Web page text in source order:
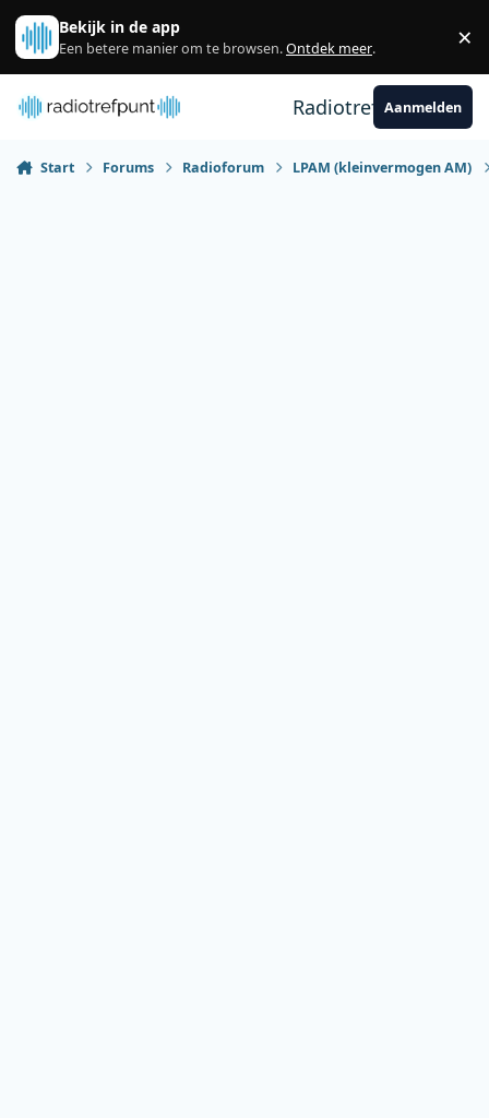
Spring naar bijdragen
Bekijk in de app
Een betere manier om te browsen.Ontdek meer. ×
RadiotrefpuntAanmelden
Start Forums Radioforum LPAM (kleinvermogen AM)